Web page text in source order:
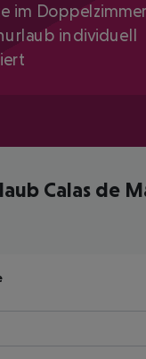
im Doppelzimmer
individuell
Calas de